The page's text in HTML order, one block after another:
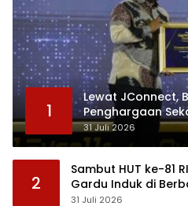
1
Lewat JConnect,
Penghargaan
31 Juli 2026
2
Sambut HUT ke-81
Gardu Induk di
31 Juli 2026